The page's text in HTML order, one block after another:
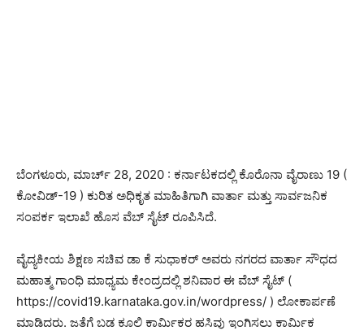
ಬೆಂಗಳೂರು, ಮಾರ್ಚ್ 28, 2020 : ಕರ್ನಾಟಕದಲ್ಲಿ ಕೊರೊನಾ ವೈರಾಣು 19 (
ಕೋವಿಡ್-19 ) ಕುರಿತ ಅಧಿಕೃತ ಮಾಹಿತಿಗಾಗಿ ವಾರ್ತಾ ಮತ್ತು ಸಾರ್ವಜನಿಕ
ಸಂಪರ್ಕ ಇಲಾಖೆ ಹೊಸ ವೆಬ್ ಸೈಟ್ ರೂಪಿಸಿದೆ.
ವೈದ್ಯಕೀಯ ಶಿಕ್ಷಣ ಸಚಿವ ಡಾ ಕೆ ಸುಧಾಕರ್ ಅವರು ನಗರದ ವಾರ್ತಾ ಸೌಧದ
ಮಹಾತ್ಮ ಗಾಂಧಿ ಮಾಧ್ಯಮ ಕೇಂದ್ರದಲ್ಲಿ ಶನಿವಾರ ಈ ವೆಬ್ ಸೈಟ್ (
https://covid19.karnataka.gov.in/wordpress/ ) ಲೋಕಾರ್ಪಣೆ
ಮಾಡಿದರು. ಜತೆಗೆ ಬಡ ಕೂಲಿ ಕಾರ್ಮಿಕರ ಹಸಿವು ಇಂಗಿಸಲು ಕಾರ್ಮಿಕ